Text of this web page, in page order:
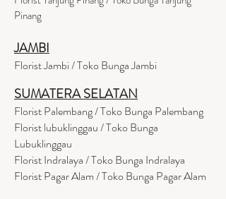
Pinang
JAMBI
Florist Jambi / Toko Bunga Jambi
SUMATERA SELATAN
Florist Palembang / Toko Bunga Palembang
Florist lubuklinggau / Toko Bunga
Lubuklinggau
Florist Indralaya / Toko Bunga Indralaya
Florist Pagar Alam / Toko Bunga Pagar Alam